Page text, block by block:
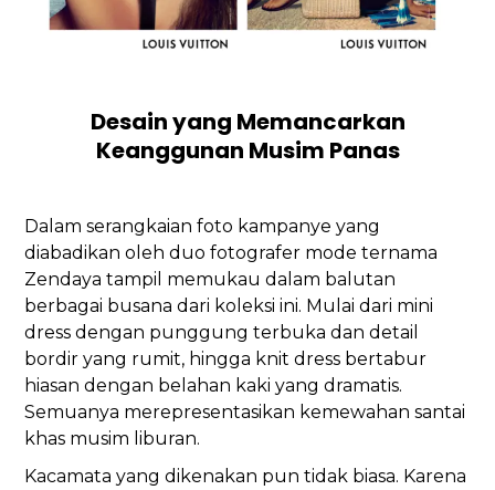
Desain yang Memancarkan
Keanggunan Musim Panas
Dalam serangkaian foto kampanye yang
diabadikan oleh duo fotografer mode ternama
Zendaya tampil memukau dalam balutan
berbagai busana dari koleksi ini. Mulai dari mini
dress dengan punggung terbuka dan detail
bordir yang rumit, hingga knit dress bertabur
hiasan dengan belahan kaki yang dramatis.
Semuanya merepresentasikan kemewahan santai
khas musim liburan.
Kacamata yang dikenakan pun tidak biasa. Karena